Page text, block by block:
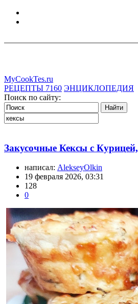
MyCookTes.ru
РЕЦЕПТЫ 7160 ЭНЦИКЛОПЕДИЯ
Поиск по сайту:
Закусочные Кексы с
написал: AlekseyOlkin
19 февраля 2026, 03:31
128
0